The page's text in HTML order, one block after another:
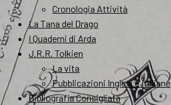
Cronologia Attività
La Tana del Drago
I Quaderni di Arda
J.R.R. Tolkien
La vita
Pubblicazioni Inglesi e Italiane
Bibliografia Consigliata